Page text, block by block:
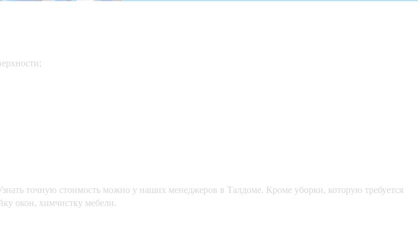
точную стоимость можно у наших менеджеров в Талдоме. Кроме уборки, которую требуется
окон, химчистку мебели.